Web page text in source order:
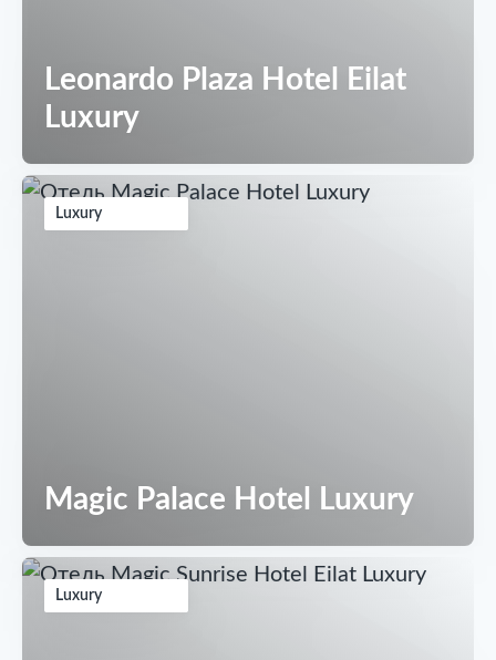
Leonardo Plaza Hotel Eilat
Luxury
Luxury
Magic Palace Hotel Luxury
Luxury